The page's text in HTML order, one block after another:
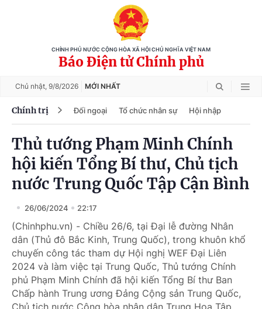
CHÍNH PHỦ NƯỚC CỘNG HÒA XÃ HỘI CHỦ NGHĨA VIỆT NAM
Báo Điện tử Chính phủ
Chủ nhật, 9/8/2026 MỚI NHẤT
Chính trị Đối ngoại Tổ chức nhân sự Hội nhập
Thủ tướng Phạm Minh Chính
hội kiến Tổng Bí thư, Chủ tịch
nước Trung Quốc Tập Cận Bình
26/06/2024 22:17
(Chinhphu.vn) - Chiều 26/6, tại Đại lễ đường Nhân
dân (Thủ đô Bắc Kinh, Trung Quốc), trong khuôn khổ
chuyến công tác tham dự Hội nghị WEF Đại Liên
2024 và làm việc tại Trung Quốc, Thủ tướng Chính
phủ Phạm Minh Chính đã hội kiến Tổng Bí thư Ban
Chấp hành Trung ương Đảng Cộng sản Trung Quốc,
Chủ tịch nước Cộng hòa nhân dân Trung Hoa Tập